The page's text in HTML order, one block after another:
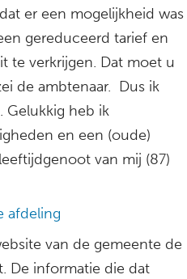
er een mogelijkheid was
gereduceerd tarief en
te verkrijgen. Dat moet u
de ambtenaar. Dus ik
Gelukkig heb ik
en een (oude)
van mij (87)
afdeling
van de gemeente de
De informatie die dat